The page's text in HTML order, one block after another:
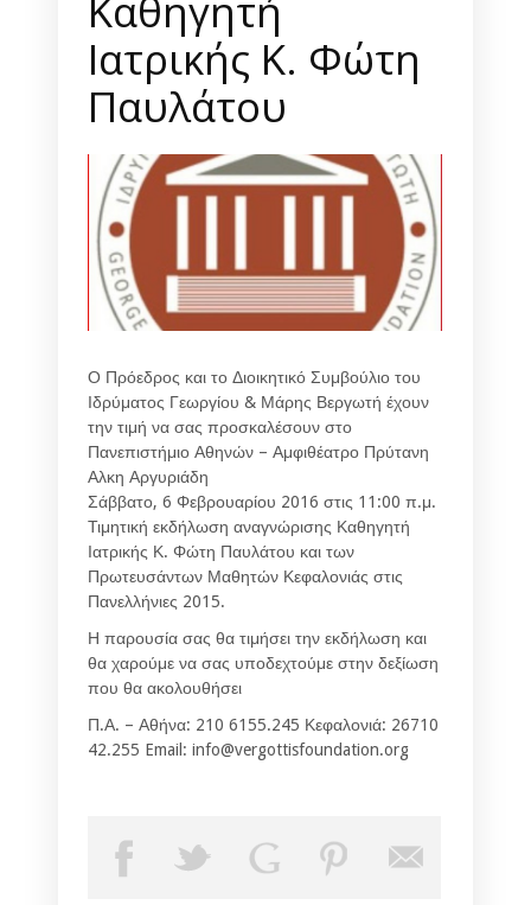
Ιατρικής Κ. Φώτη
Παυλάτου
Ο Πρόεδρος και το Διοικητικό Συμβούλιο του
Ιδρύματος Γεωργίου & Μάρης Βεργωτή έχουν
την τιμή να σας προσκαλέσουν στο
Πανεπιστήμιο Αθηνών – Αμφιθέατρο Πρύτανη
Αλκη Αργυριάδη
Σάββατο, 6 Φεβρουαρίου 2016 στις 11:00 π.μ.
Τιμητική εκδήλωση αναγνώρισης Καθηγητή
Ιατρικής Κ. Φώτη Παυλάτου και των
Πρωτευσάντων Μαθητών Κεφαλονιάς στις
Πανελλήνιες 2015.
Η παρουσία σας θα τιμήσει την εκδήλωση και
θα χαρούμε να σας υποδεχτούμε στην δεξίωση
που θα ακολουθήσει
Π.Α. – Αθήνα: 210 6155.245 Κεφαλονιά: 26710
42.255 Email: info@vergottisfoundation.org